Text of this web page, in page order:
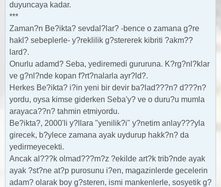
duyuncaya kadar.
***
Zaman?n Be?ikta? sevdal?lar? -bence o zamana g?re
hakl? sebeplerle- y?reklilik g?stererek kibriti ?akm??
lard?.
Onurlu adamd? Seba, yediremedi gururuna. K?rg?nl?klar
ve g?nl?nde kopan f?rt?nalarla ayr?ld?.
Herkes Be?ikta? i?in yeni bir devir ba?lad???n? d???n?
yordu, oysa kimse giderken Seba'y? ve o duru?u mumla
arayaca??n? tahmin etmiyordu.
Be?ikta?, 2000'li y?llara "yenilik?i" y?netim anlay???yla
girecek, b?ylece zamana ayak uydurup hakk?n? da
yedirmeyecekti.
Ancak al???k olmad???m?z ?ekilde art?k trib?nde ayak
ayak ?st?ne at?p purosunu i?en, magazinlerde gecelerin
adam? olarak boy g?steren, ismi mankenlerle, sosyetik g?